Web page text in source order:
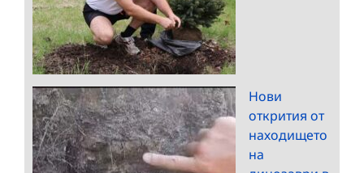
Нови
открития от
находището
на